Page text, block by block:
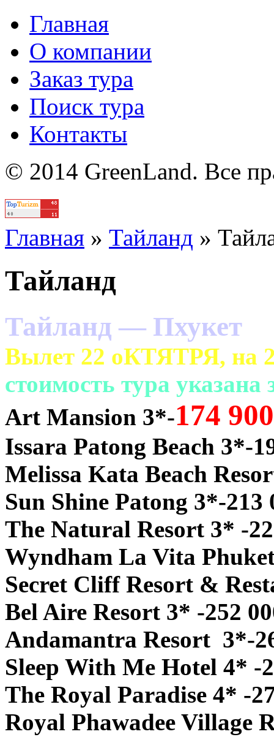
Главная
О компании
Заказ тура
Поиск тура
Контакты
© 2014 GreenLand. Все
Главная » Тайланд »
Тайланд
Тайланд — Пхукет
Вылет 22 оКТЯТРЯ, на
cтоимость тура указана
Art Mansion 3*-174 900
Issara Patong Beach 3*-
Melissa Kata Beach
Sun Shine Patong 3*-213
The Natural Resort 3* -
Wyndham La Vita
Secret Cliff Resort &
Bel Aire Resort 3* -252
Andamantra Resort 3*-
Sleep With Me Hotel 4* -
The Royal Paradise 4* -
Royal Phawadee Village